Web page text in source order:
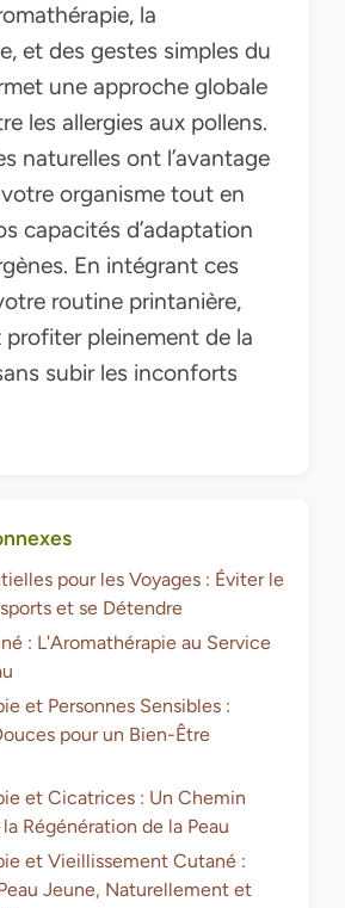
la
et des gestes simples du
une approche globale
les allergies aux pollens.
naturelles ont l’avantage
organisme tout en
capacités d’adaptation
En intégrant ces
routine printanière,
profiter pleinement de la
subir les inconforts
pour les Voyages : Éviter le
et se Détendre
: L'Aromathérapie au Service
et Personnes Sensibles :
pour un Bien-Être
et Cicatrices : Un Chemin
Régénération de la Peau
et Vieillissement Cutané :
Jeune, Naturellement et